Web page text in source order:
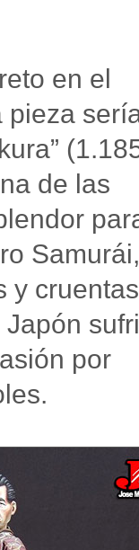
en el
pieza
de las
Samurái,
y cruentas
por